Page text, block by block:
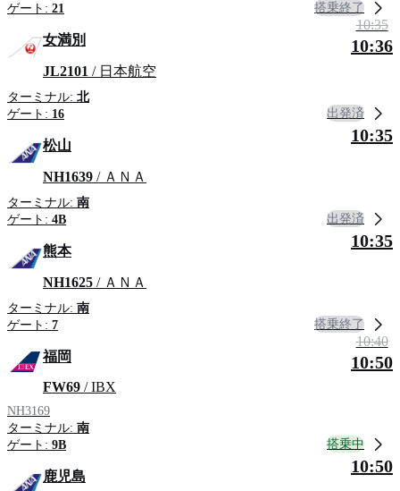
ゲート: 21 搭乗終了
女満別
JL2101 / 日本航空
ターミナル: 北
ゲート: 16
10:35
10:36
出発済
松山
NH1639 / ＡＮＡ
ターミナル: 南
ゲート: 4B
10:35
出発済
熊本
NH1625 / ＡＮＡ
ターミナル: 南
ゲート: 7
10:35
搭乗終了
福岡
FW69 / IBX
NH3169
ターミナル: 南
ゲート: 9B
10:40
10:50
搭乗中
鹿児島
10:50